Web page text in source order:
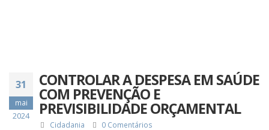
31
mai
2024
CONTROLAR A DESPESA EM SAÚDE
COM PREVENÇÃO E
PREVISIBILIDADE ORÇAMENTAL
Cidadania 0 Comentários